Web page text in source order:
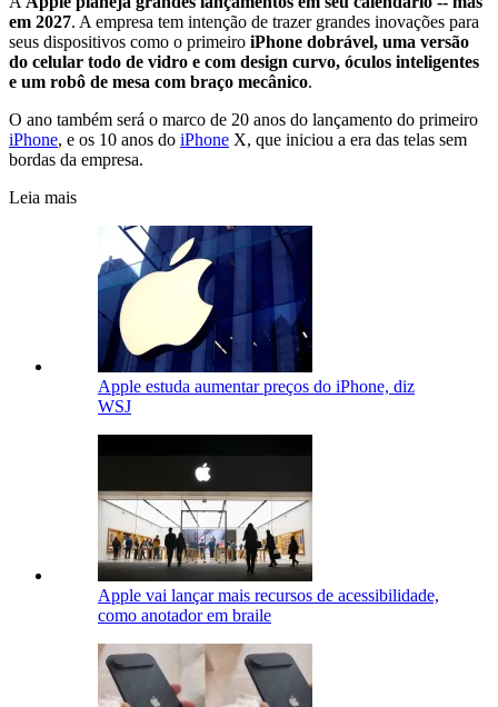
em 2027. A empresa tem intenção de trazer grandes inovações para
seus dispositivos como o primeiro iPhone dobrável, uma versão
do celular todo de vidro e com design curvo, óculos inteligentes
e um robô de mesa com braço mecânico.
O ano também será o marco de 20 anos do lançamento do primeiro
iPhone, e os 10 anos do iPhone X, que iniciou a era das telas sem
bordas da empresa.
Leia mais
Apple estuda aumentar preços do iPhone, diz
WSJ
Apple vai lançar mais recursos de acessibilidade,
como anotador em braile